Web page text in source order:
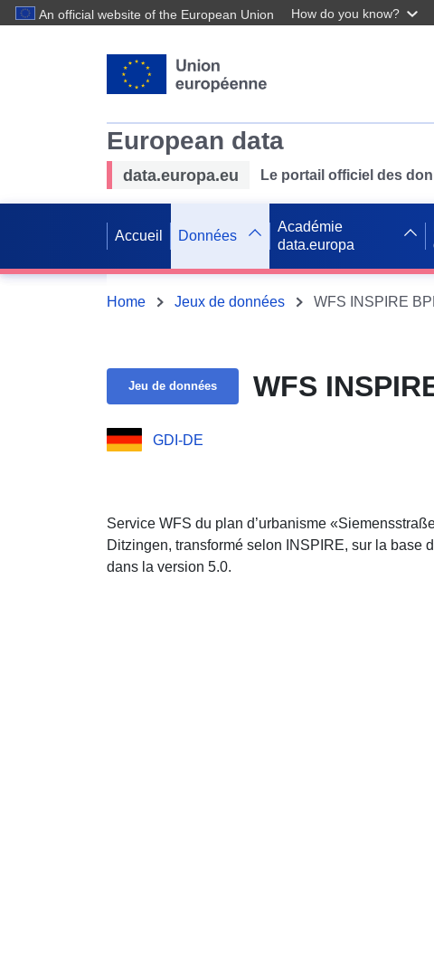
An official website of the European Union How do you know?
European data
data.europa.eu Le portail officiel des
Accueil Données
Académie
data.europa
Home Jeux de données WFS INSPIRE
Jeu de données WFS
GDI-DE
Service WFS du plan d’urbanisme
Ditzingen, transformé selon INSPIRE, sur la base
dans la version 5.0.